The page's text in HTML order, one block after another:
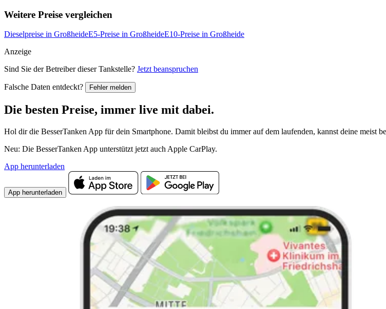
Weitere Preise vergleichen
Dieselpreise in GroßheideE5-Preise in GroßheideE10-Preise in Großheide
Anzeige
Sind Sie der Betreiber dieser Tankstelle? Jetzt beanspruchen
Falsche Daten entdeckt? Fehler melden
Die besten Preise, immer live mit dabei.
Hol dir die BesserTanken App für dein Smartphone. Damit bleibst du immer auf dem laufenden, kannst deine meist
Neu: Die BesserTanken App unterstützt jetzt auch Apple CarPlay.
App herunterladen
App herunterladen